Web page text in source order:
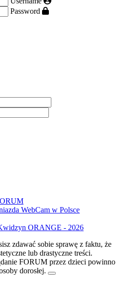
Password
WebCam w Polsce
ORANGE - 2026
zdawać sobie sprawę z faktu, że
lub drastyczne treści.
FORUM przez dzieci powinno
dorosłej.